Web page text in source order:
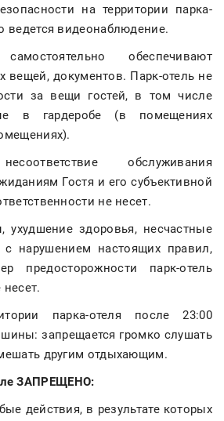
на территории парка-
ведется видеонаблюдение.
обеспечивают
вещей, документов. Парк-отель не
за вещи гостей, в том числе
в гардеробе (в помещениях
обслуживания
Гостя и его субъективной
не несет.
ухудшение здоровья, несчастные
с нарушением настоящих правил,
предосторожности парк-отель
несет.
парка-отеля после 23:00
запрещается громко слушать
другим отдыхающим.
ЗАПРЕЩЕНО:
действия, в результате которых